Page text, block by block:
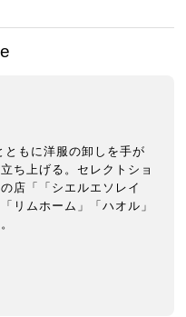
もに洋服の卸しを手が
ち上げる。セレクトショ
店「「シエルエソレイ
リムホーム」「ハオル」